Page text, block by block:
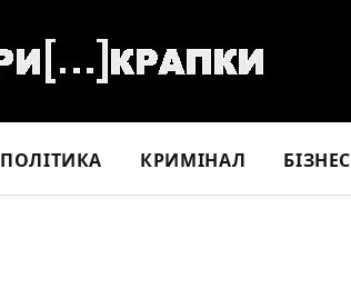
ПОЛІТИКА КРИМІНАЛ БІЗНЕС